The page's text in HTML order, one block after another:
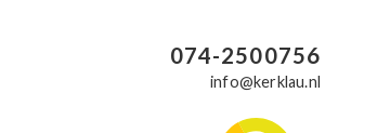
074-2500756
info@kerklau.nl